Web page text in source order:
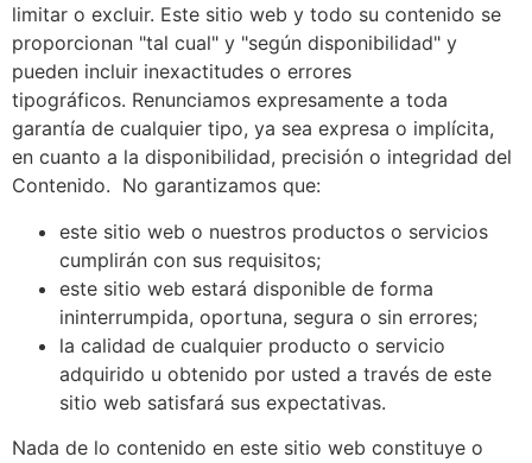
limitar o excluir. Este sitio web y todo su contenido se
proporcionan "tal cual" y "según disponibilidad" y
pueden incluir inexactitudes o errores
tipográficos. Renunciamos expresamente a toda
garantía de cualquier tipo, ya sea expresa o implícita,
en cuanto a la disponibilidad, precisión o integridad del
Contenido. No garantizamos que:
este sitio web o nuestros productos o servicios
cumplirán con sus requisitos;
este sitio web estará disponible de forma
ininterrumpida, oportuna, segura o sin errores;
la calidad de cualquier producto o servicio
adquirido u obtenido por usted a través de este
sitio web satisfará sus expectativas.
Nada de lo contenido en este sitio web constituye o